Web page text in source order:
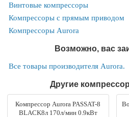
Винтовые компрессоры
Компрессоры с прямым приводом
Компрессоры Aurora
Возможно, вас
Все товары производителя Aurora.
Другие
Компрессор Aurora PASSAT-8
BLACK8л 170л/мин 0.9кВт